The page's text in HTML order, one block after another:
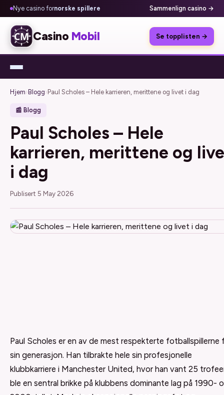
Nye casino fornorske spillere Sammenlign casino →
Casino Mobil Se topplisten →
Hjem› Blogg› Paul Scholes – Hele karrieren, merittene og livet i dag
📰 Blogg
Paul Scholes – Hele
karrieren, merittene og
i dag
Publisert 5 May 2026
Paul Scholes er en av de mest respekterte fotballspillerne
sin generasjon. Han tilbrakte hele sin profesjonelle
klubbkarriere i Manchester United, hvor han vant 25
ble en sentral brikke på klubbens dominante lag på 1990-